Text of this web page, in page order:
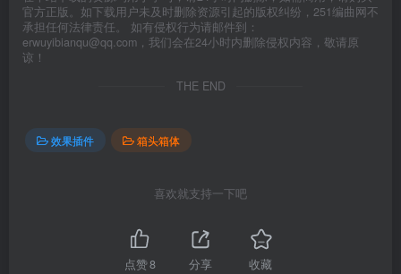
官方正版。如下载用户未及时删除资源引起的版权纠纷，251编曲网不
承担任何法律责任。 如有侵权行为请邮件到：
erwuyibianqu@qq.com，我们会在24小时内删除侵权内容，敬请原
谅！
THE END
效果插件 箱头箱体
喜欢就支持一下吧
点赞8 分享 收藏